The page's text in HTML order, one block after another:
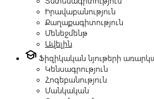
Իրավաբանություն
Քաղաքագիտություն
Մենեջմենթ
Ավելին
school Ֆիզիկական նյութերի
Կենսագրություն
Հոգեբանություն
Մանկական